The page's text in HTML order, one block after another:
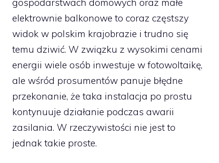
gospodarstwach domowych oraz małe
elektrownie balkonowe to coraz częstszy
widok w polskim krajobrazie i trudno się
temu dziwić. W związku z wysokimi cenami
energii wiele osób inwestuje w fotowoltaikę,
ale wśród prosumentów panuje błędne
przekonanie, że taka instalacja po prostu
kontynuuje działanie podczas awarii
zasilania. W rzeczywistości nie jest to
jednak takie proste.